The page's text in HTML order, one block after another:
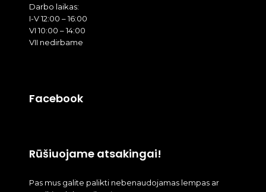
Darbo laikas:
I-V 12:00 – 16:00
VI 10:00 – 14:00
VII nedirbame
Facebook
Rūšiuojame atsakingai!
Pas mus galite palikti nebenaudojamas lempas ar